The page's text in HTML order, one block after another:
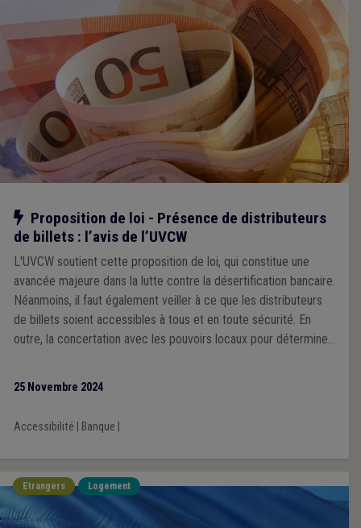
Notre action
Proposition de loi - Présence de distributeurs
de billets : l’avis de l’UVCW
L'UVCW soutient cette proposition de loi, qui constitue une
avancée majeure dans la lutte contre la désertification bancaire.
Néanmoins, il faut également veiller à ce que les distributeurs
de billets soient accessibles à tous et en toute sécurité. En
outre, la concertation avec les pouvoirs locaux pour déterminer
25 Novembre 2024
Accessibilité Banque
Etrangers Logement